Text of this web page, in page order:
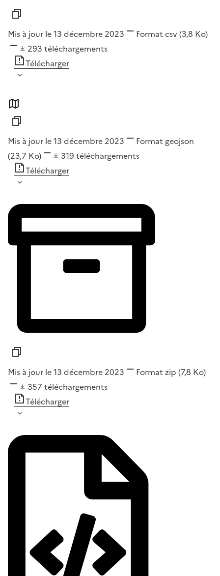
Mis à jour le 13 décembre 2023 Format csv(3,8 Ko)
293 téléchargements
Télécharger
Mis à jour le 13 décembre 2023 Format geojson
(23,7 Ko)
319 téléchargements
Télécharger
Mis à jour le 13 décembre 2023 Format zip (7,8 Ko)
357 téléchargements
Télécharger